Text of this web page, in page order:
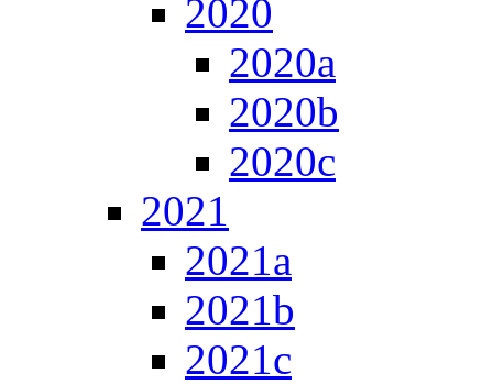
2020
2020a
2020b
2020c
2021
2021a
2021b
2021c